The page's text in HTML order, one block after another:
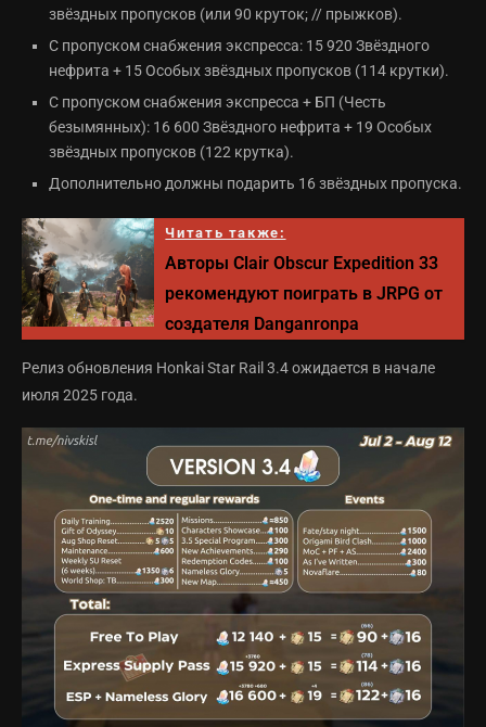
звёздных пропусков (или 90 круток; // прыжков).
С пропуском снабжения экспресса: 15 920 Звёздного
нефрита + 15 Особых звёздных пропусков (114 крутки).
С пропуском снабжения экспресса + БП (Честь
безымянных): 16 600 Звёздного нефрита + 19 Особых
звёздных пропусков (122 крутка).
Дополнительно должны подарить 16 звёздных пропуска.
Читать также:
Авторы Clair Obscur Expedition 33
рекомендуют поиграть в JRPG от
создателя Danganronpa
Релиз обновления Honkai Star Rail 3.4 ожидается в начале
июля 2025 года.